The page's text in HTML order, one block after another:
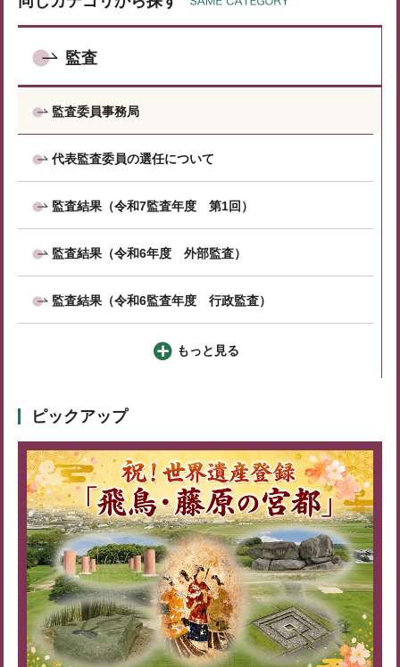
監査
監査委員事務局
代表監査委員の選任について
監査結果（令和7監査年度 第1回）
監査結果（令和6年度 外部監査）
監査結果（令和6監査年度 行政監査）
もっと見る
ピックアップ